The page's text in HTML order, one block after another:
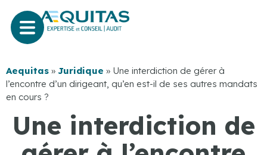
Aequitas » Juridique » Une interdiction de gérer à
l’encontre d’un dirigeant, qu’en est-il de ses autres mandats
en cours ?
Une interdiction de